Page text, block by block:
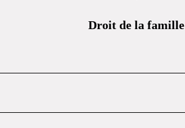
Droit de la famille